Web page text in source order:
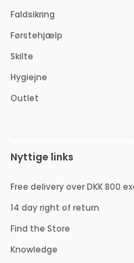
Faldsikring
Førstehjælp
Skilte
Hygiejne
Outlet
Nyttige links
Free delivery over DKK 800
14 day right of return
Find the Store
Knowledge